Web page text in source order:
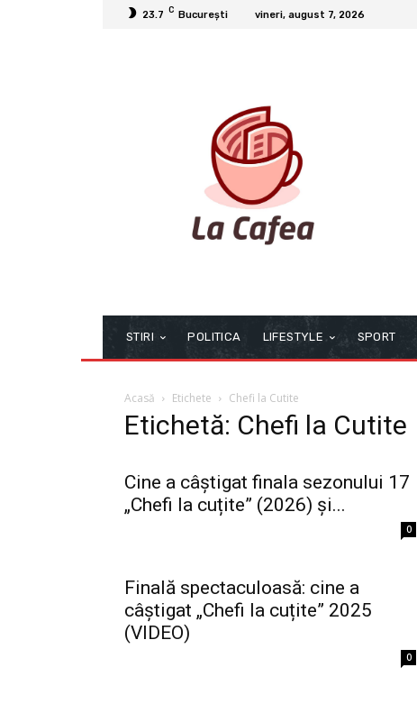
23.7 C București vineri, august 7, 2026
STIRI POLITICA LIFESTYLE SPORT
Acasă Etichete Chefi la Cutite
Etichetă: Chefi la Cutite
Cine a câștigat finala sezonului 17
„Chefi la cuțite” (2026) și...
0
Finală spectaculoasă: cine a
câștigat „Chefi la cuțite” 2025
(VIDEO)
0